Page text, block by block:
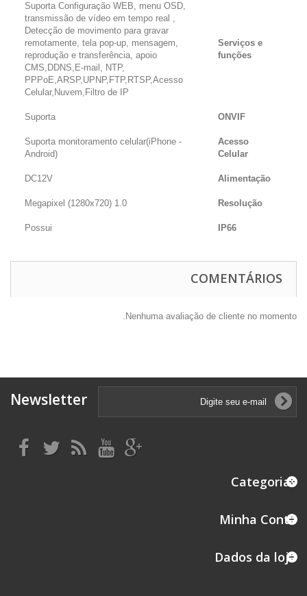
Serviços e
funções
Suporta Configuração WEB, menu OSD,
transmissão de vídeo em tempo real ,
Detecção de movimento para gravar
remotamente, tela pop-up, mensagem,
reprodução e transferência, apoio
CMS,DDNS,E-mail, NTP,
PPPoE,ARSP,UPNP,FTP,RTSP,Acesso
Celular,Nuvem,Filtro de IP
ONVIF
Suporta
Acesso
Celular
Suporta monitoramento celular(iPhone -
Android)
Alimentação
DC12V
Resolução
1.0 Megapixel (1280x720)
IP66
Possui
COMENTÁRIOS
Nenhuma avaliação de cliente no momento.
Newsletter
Categorias
Minha Conta
Dados da loja